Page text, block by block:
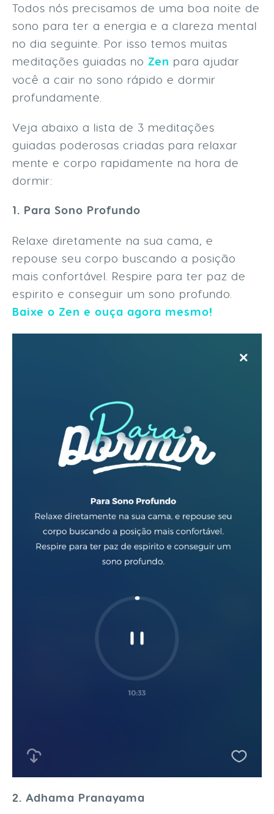
Todos nós precisamos de uma boa noite de
sono para ter a energia e a clareza mental
no dia seguinte. Por isso temos muitas
meditações guiadas no Zen para ajudar
você a cair no sono rápido e dormir
profundamente.
Veja abaixo a lista de 3 meditações
guiadas poderosas criadas para relaxar
mente e corpo rapidamente na hora de
dormir:
1. Para Sono Profundo
Relaxe diretamente na sua cama, e
repouse seu corpo buscando a posição
mais confortável. Respire para ter paz de
espirito e conseguir um sono profundo.
Baixe o Zen e ouça agora mesmo!
2. Adhama Pranayama